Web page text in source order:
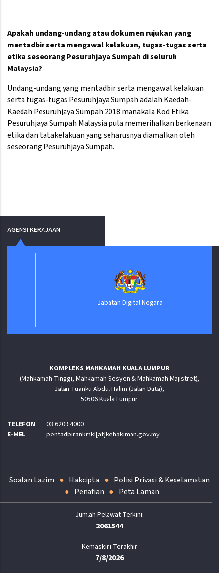
Apakah undang-undang atau dokumen rujukan yang
mentadbir serta mengawal kelakuan, tugas-tugas serta
etika seseorang Pesuruhjaya Sumpah di seluruh
Malaysia?
Undang-undang yang mentadbir serta mengawal kelakuan
serta tugas-tugas Pesuruhjaya Sumpah adalah Kaedah-
Kaedah Pesuruhjaya Sumpah 2018 manakala Kod Etika
Pesuruhjaya Sumpah Malaysia pula memerihalkan berkenaan
etika dan tatakelakuan yang seharusnya diamalkan oleh
seseorang Pesuruhjaya Sumpah.
AGENSI KERAJAAN
Jabatan Digital Negara
KOMPLEKS MAHKAMAH KUALA LUMPUR
(Mahkamah Tinggi, Mahkamah Sesyen & Mahkamah Majistret),
Jalan Tuanku Abdul Halim (Jalan Duta),
50506 Kuala Lumpur
TELEFON
03 6209 4000
E-MEL
pentadbirankmkl[at]kehakiman.gov.my
Soalan Lazim Hakcipta
Polisi Privasi & Keselamatan
Penafian
Peta Laman
2061544
Kemaskini Terakhir
7/8/2026